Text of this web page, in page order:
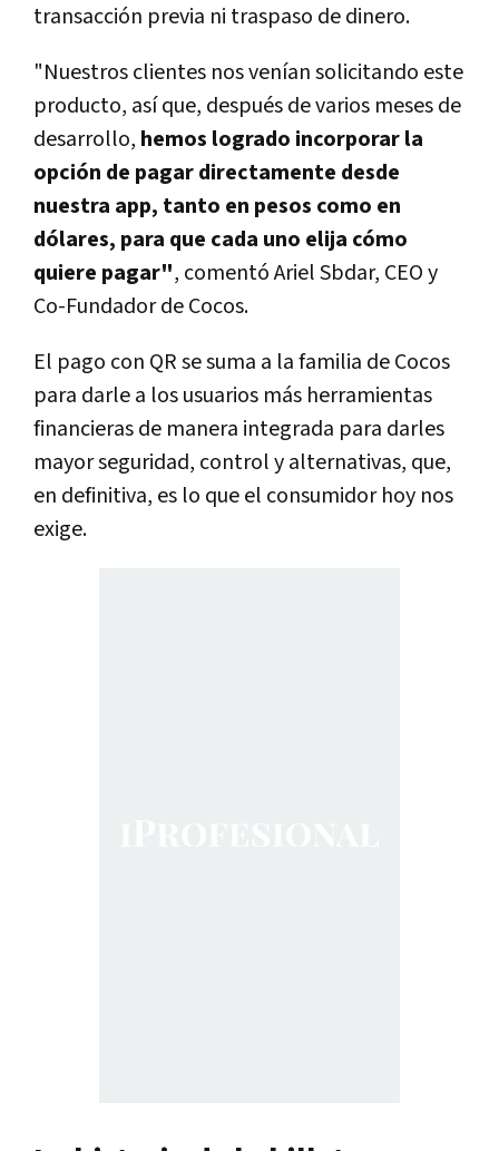
transacción previa ni traspaso de dinero.
"Nuestros clientes nos venían solicitando este
producto, así que, después de varios meses de
desarrollo, hemos logrado incorporar la
opción de pagar directamente desde
nuestra app, tanto en pesos como en
dólares, para que cada uno elija cómo
quiere pagar", comentó Ariel Sbdar, CEO y
Co-Fundador de Cocos.
El pago con QR se suma a la familia de Cocos
para darle a los usuarios más herramientas
financieras de manera integrada para darles
mayor seguridad, control y alternativas, que,
en definitiva, es lo que el consumidor hoy nos
exige.